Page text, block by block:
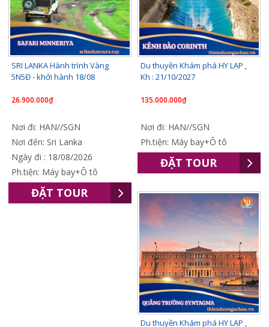
SRI LANKA Hành trình Vàng
5N5Đ - khởi hành 18/08
26.900.000₫
Nơi đi: HAN//SGN
Nơi đến: Sri Lanka
Ngày đi : 18/08/2026
Ph.tiện: Máy bay+Ô tô
ĐẶT TOUR
Du thuyền Khám phá HY LẠP ,
Kh : 21/10/2027
135.000.000₫
Nơi đi: HAN//SGN
Ph.tiện: Máy bay+Ô tô
ĐẶT TOUR
Du thuyền Khám phá HY LẠP ,